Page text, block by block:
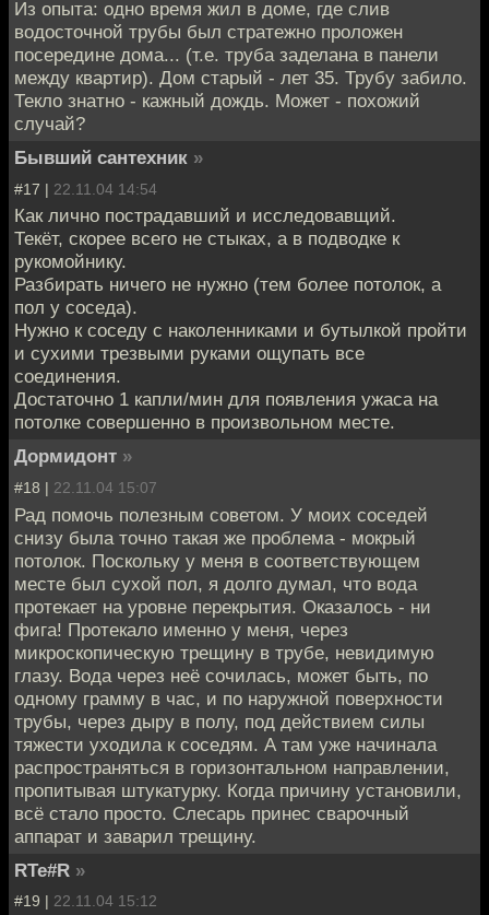
Из опыта: одно время жил в доме, где слив
водосточной трубы был стратежно проложен
посередине дома... (т.е. труба заделана в панели
между квартир). Дом старый - лет 35. Трубу забило.
Текло знатно - кажный дождь. Может - похожий
случай?
Бывший сантехник »
#17 | 22.11.04 14:54
Как лично пострадавший и исследовавщий.
Текёт, скорее всего не стыках, а в подводке к
рукомойнику.
Разбирать ничего не нужно (тем более потолок, а
пол у соседа).
Нужно к соседу с наколенниками и бутылкой пройти
и сухими трезвыми руками ощупать все
соединения.
Достаточно 1 капли/мин для появления ужаса на
потолке совершенно в произвольном месте.
Дормидонт »
#18 | 22.11.04 15:07
Рад помочь полезным советом. У моих соседей
снизу была точно такая же проблема - мокрый
потолок. Поскольку у меня в соответствующем
месте был сухой пол, я долго думал, что вода
протекает на уровне перекрытия. Оказалось - ни
фига! Протекало именно у меня, через
микроскопическую трещину в трубе, невидимую
глазу. Вода через неё сочилась, может быть, по
одному грамму в час, и по наружной поверхности
трубы, через дыру в полу, под действием силы
тяжести уходила к соседям. А там уже начинала
распространяться в горизонтальном направлении,
пропитывая штукатурку. Когда причину установили,
всё стало просто. Слесарь принес сварочный
аппарат и заварил трещину.
RTe#R »
#19 | 22.11.04 15:12